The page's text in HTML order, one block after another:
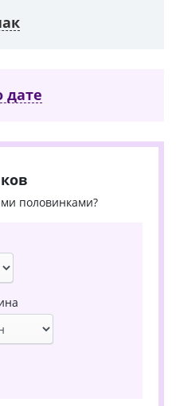
дате
половинками?